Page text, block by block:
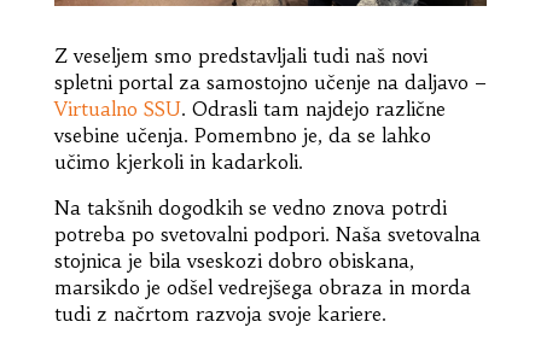
Z veseljem smo predstavljali tudi naš novi
spletni portal za samostojno učenje na daljavo –
Virtualno SSU. Odrasli tam najdejo različne
vsebine učenja. Pomembno je, da se lahko
učimo kjerkoli in kadarkoli.
Na takšnih dogodkih se vedno znova potrdi
potreba po svetovalni podpori. Naša svetovalna
stojnica je bila vseskozi dobro obiskana,
marsikdo je odšel vedrejšega obraza in morda
tudi z načrtom razvoja svoje kariere.